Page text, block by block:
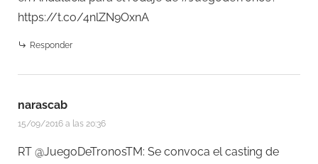
https://t.co/4nlZN9OxnA
Responder
narascab
15/09/2016 a las 20:36
RT @JuegoDeTronosTM: Se convoca el casting de